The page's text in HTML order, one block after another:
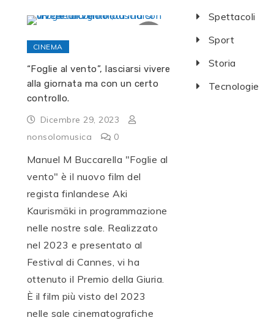
CINEMA
“Foglie al vento”, lasciarsi vivere
alla giornata ma con un certo
controllo.
Dicembre 29, 2023
nonsolomusica
0
Manuel M Buccarella "Foglie al
vento" è il nuovo film del
regista finlandese Aki
Kaurismäki in programmazione
nelle nostre sale. Realizzato
nel 2023 e presentato al
Festival di Cannes, vi ha
ottenuto il Premio della Giuria.
È il film più visto del 2023
nelle sale cinematografiche
Spettacoli
Sport
Storia
Tecnologie